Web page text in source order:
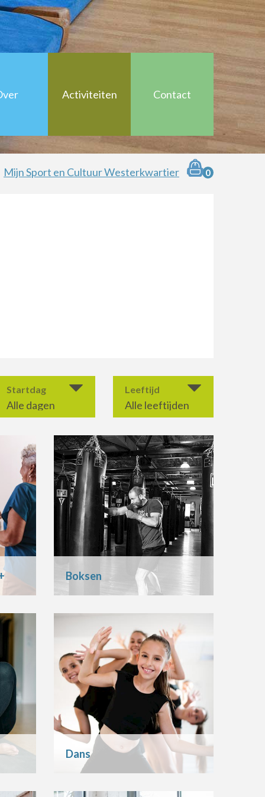
Westerkwartier
Activiteiten Contact
Mijn Sport en Cultuur Westerkwartier 0
Startdag
Alle dagen
Leeftijd
Alle leeftijden
Boksen
Dans